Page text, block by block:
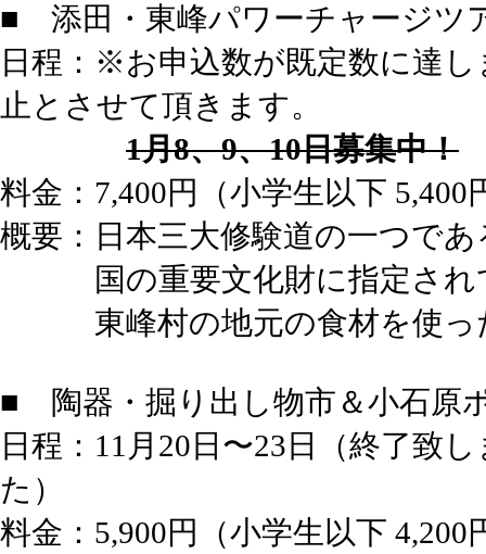
■ 添田・東峰パワーチャージツ
日程：※お申込数が既定数に達
止とさせて頂きます。
1月8、9、10日募集中！
料金：7,400円（小学生以下 5,400
概要：日本三大修験道の一つで
国の重要文化財に指定されて
東峰村の地元の食材を使っ
■ 陶器・掘り出し物市＆小石原
日程： 11月20日〜23日（終了致
た）
料金：5,900円（小学生以下 4,200